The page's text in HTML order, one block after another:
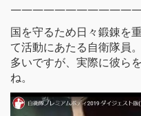
国を守るため日々鍛錬を
て活動にあたる自衛隊員
多いですが、実際に彼ら
ね。